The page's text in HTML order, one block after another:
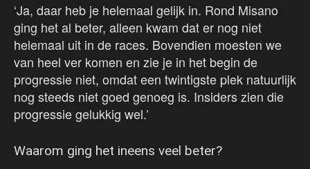
‘Ja, daar heb je helemaal gelijk in. Rond Misano
ging het al beter, alleen kwam dat er nog niet
helemaal uit in de races. Bovendien moesten we
van heel ver komen en zie je in het begin de
progressie niet, omdat een twintigste plek natuurlijk
nog steeds niet goed genoeg is. Insiders zien die
progressie gelukkig wel.’
Waarom ging het ineens veel beter?